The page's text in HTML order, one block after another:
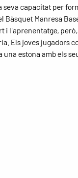
seva capacitat per
Bàsquet Manresa
i l'aprenentatge,
Els joves jugadors
estona amb els